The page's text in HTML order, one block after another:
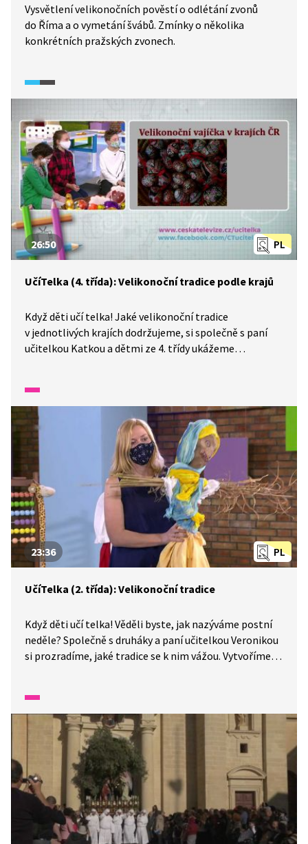
Vysvětlení velikonočních pověstí o odlétání zvonů
do Říma a o vymetání švábů. Zmínky o několika
konkrétních pražských zvonech.
PL
26:50
UčíTelka (4. třída): Velikonoční tradice podle krajů
Když děti učí telka! Jaké velikonoční tradice
v jednotlivých krajích dodržujeme, si společně s paní
učitelkou Katkou a dětmi ze 4. třídy ukážeme
váží k oslavám Velikonoc. Můžete zkusit hádat,
ve kterém z krajů najdete kupříkladu skleněné kraslice.
Na závěr si můžete společně s dětmi zkusit vyrobit
„batikované vajíčko“.
PL
23:36
UčíTelka (2. třída): Velikonoční tradice
Když děti učí telka! Věděli byste, jak nazýváme postní
neděle? Společně s druháky a paní učitelkou Veronikou
si prozradíme, jaké tradice se k nim vážou. Vytvoříme si
dodržující se v daných dnech. Na závěr si můžete
společně s dětmi vyzkoušet některou z lidových tradic.